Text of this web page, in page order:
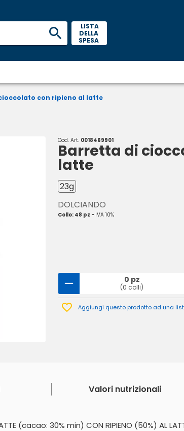
LISTA
DELLA
SPESA
con ripieno al latte
Cod. Art. 0018469901
Barretta di
latte
23g
DOLCIANDO
Collo: 48 pz - IVA 10%
0 pz
(0 colli)
Aggiungi questo prodotto ad una
Valori nutrizionali
(cacao: 30% min) CON RIPIENO (50%) AL